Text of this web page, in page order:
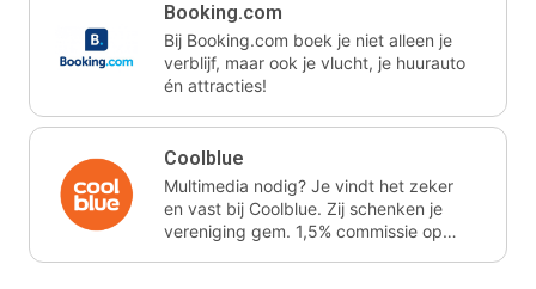
Booking.com
Bij Booking.com boek je niet alleen je
verblijf, maar ook je vlucht, je huurauto
én attracties!
Coolblue
Multimedia nodig? Je vindt het zeker
en vast bij Coolblue. Zij schenken je
vereniging gem. 1,5% commissie op